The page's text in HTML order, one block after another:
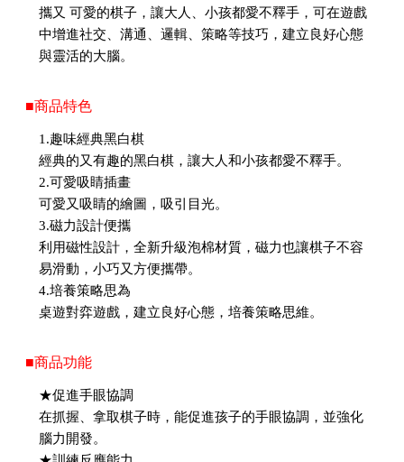
攜又 可愛的棋子，讓大人、小孩都愛不釋手，可在遊戲
中增進社交、溝通、邏輯、策略等技巧，建立良好心態
與靈活的大腦。
■商品特色
1.趣味經典黑白棋
經典的又有趣的黑白棋，讓大人和小孩都愛不釋手。
2.可愛吸睛插畫
可愛又吸睛的繪圖，吸引目光。
3.磁力設計便攜
利用磁性設計，全新升級泡棉材質，磁力也讓棋子不容
易滑動，小巧又方便攜帶。
4.培養策略思為
桌遊對弈遊戲，建立良好心態，培養策略思維。
■商品功能
★促進手眼協調
在抓握、拿取棋子時，能促進孩子的手眼協調，並強化
腦力開發。